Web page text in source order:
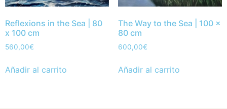
Reflexions in the Sea | 80
x 100 cm
560,00€
Añadir al carrito
The Way to the Sea | 100 x
80 cm
600,00€
Añadir al carrito